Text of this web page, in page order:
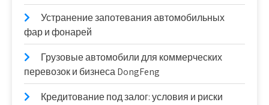
Устранение запотевания автомобильных
фар и фонарей
Грузовые автомобили для коммерческих
перевозок и бизнеса DongFeng
Кредитование под залог: условия и риски